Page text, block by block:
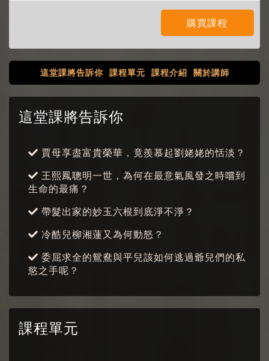
購買課程
這堂課將告訴你 課程單元 課程介紹 關於講師
這堂課將告訴你
賈母享盡富貴榮華，竟羨慕起劉姥姥的恬淡？
王熙鳳聰明一世，為何在最意氣風發之時嚐到
生命的最痛？
帶髮出家的妙玉六根到底淨不淨？
冷酷兒柳湘蓮又為何動怒？
委屈求全的鴛鴦與平兒該如何逃過爺兒們的私
慾之手呢？
課程單元